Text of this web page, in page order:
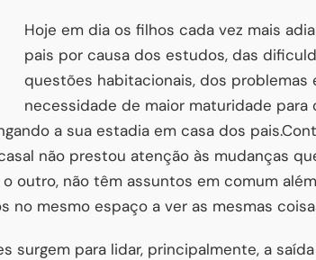
Hoje em dia os filhos cada vez mais
pais por causa dos estudos, das
questões habitacionais, dos problemas
necessidade de maior maturidade para
a sua estadia em casa dos
não prestou atenção às mudanças
outro, não têm assuntos em comum
mesmo espaço a ver as mesmas
surgem para lidar, principalmente, a